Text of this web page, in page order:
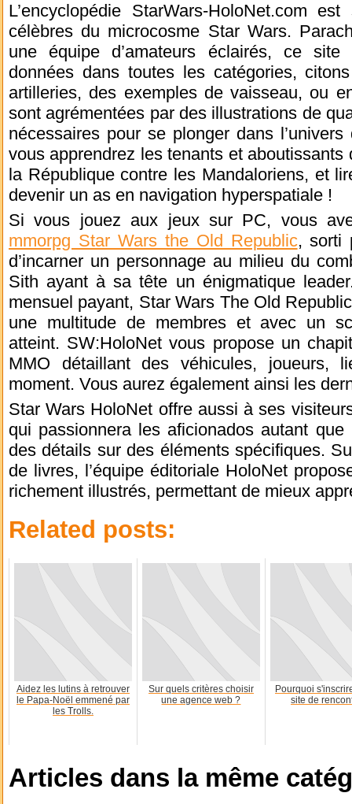
L’encyclopédie StarWars-HoloNet.com
célèbres du microcosme Star Wars.
une équipe d’amateurs éclairés, ce site
données dans toutes les catégories,
artilleries, des exemples de vaisseau, ou
sont agrémentées par des illustrations de
nécessaires pour se plonger dans
vous apprendrez les tenants et
la République contre les Mandaloriens, et
devenir un as en navigation hyperspatiale !
Si vous jouez aux jeux sur PC, vous
mmorpg Star Wars the Old Republic, sorti
d’incarner un personnage au milieu du
Sith ayant à sa tête un énigmatique
mensuel payant, Star Wars The Old
une multitude de membres et avec un
atteint. SW:HoloNet vous propose un
MMO détaillant des véhicules, joueurs,
moment. Vous aurez également ainsi les
Star Wars HoloNet offre aussi à ses
qui passionnera les aficionados autant
des détails sur des éléments spécifiques.
de livres, l’équipe éditoriale HoloNet
richement illustrés, permettant de mieux
Related posts:
Aidez les lutins à retrouver
le Papa-Noël emmené par
les Trolls.
Sur quels critères choisir
une agence web ?
Pourquoi
site de
Articles dans la même